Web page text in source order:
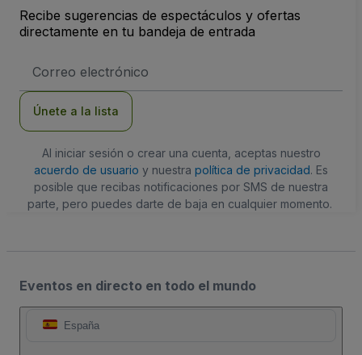
Recibe sugerencias de espectáculos y ofertas
directamente en tu bandeja de entrada
de
Únete a la lista
Al iniciar sesión o crear una cuenta, aceptas nuestro
acuerdo de usuario y nuestra política de privacidad. Es
posible que recibas notificaciones por SMS de nuestra
parte, pero puedes darte de baja en cualquier momento.
Eventos en directo en todo el mundo
España